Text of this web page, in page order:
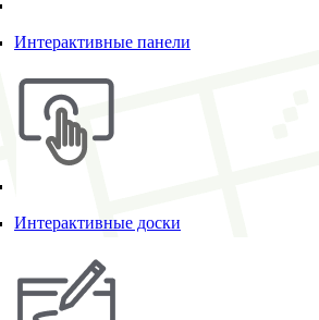
Интерактивные панели
Интерактивные доски